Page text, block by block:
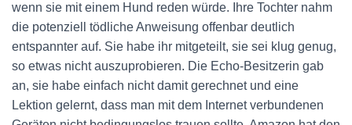
wenn sie mit einem Hund reden würde. Ihre Tochter nahm
die potenziell tödliche Anweisung offenbar deutlich
entspannter auf. Sie habe ihr mitgeteilt, sie sei klug genug,
so etwas nicht auszuprobieren. Die Echo-Besitzerin gab
an, sie habe einfach nicht damit gerechnet und eine
Lektion gelernt, dass man mit dem Internet verbundenen